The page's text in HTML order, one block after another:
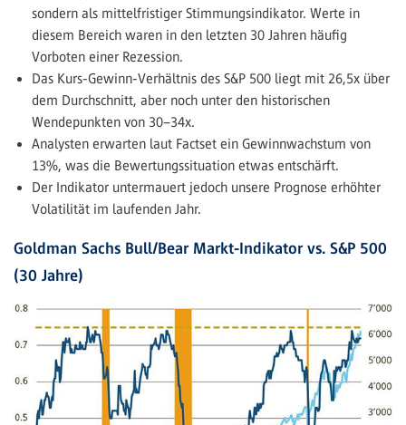
sondern als mittelfristiger Stimmungsindikator. Werte in
diesem Bereich waren in den letzten 30 Jahren häufig
Vorboten einer Rezession.
Das Kurs-Gewinn-Verhältnis des S&P 500 liegt mit 26,5x über
dem Durchschnitt, aber noch unter den historischen
Wendepunkten von 30–34x.
Analysten erwarten laut Factset ein Gewinnwachstum von
13%, was die Bewertungssituation etwas entschärft.
Der Indikator untermauert jedoch unsere Prognose erhöhter
Volatilität im laufenden Jahr.
Goldman Sachs Bull/Bear Markt-Indikator vs. S&P 500
(30 Jahre)